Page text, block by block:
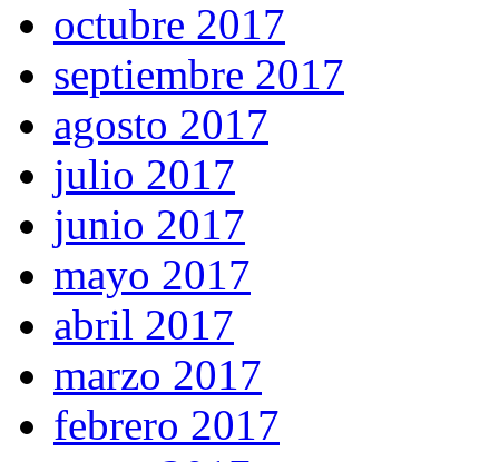
octubre 2017
septiembre 2017
agosto 2017
julio 2017
junio 2017
mayo 2017
abril 2017
marzo 2017
febrero 2017